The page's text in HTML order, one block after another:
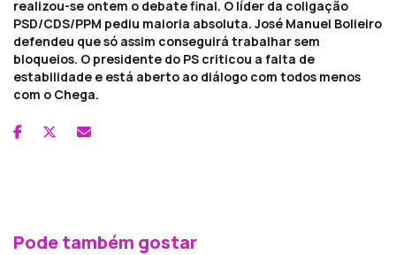
realizou-se ontem o debate final. O líder da coligação
PSD/CDS/PPM pediu maioria absoluta. José Manuel Bolieiro
defendeu que só assim conseguirá trabalhar sem
bloqueios. O presidente do PS criticou a falta de
estabilidade e está aberto ao diálogo com todos menos
com o Chega.
Pode também gostar